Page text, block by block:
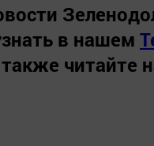
в нашем
читайте